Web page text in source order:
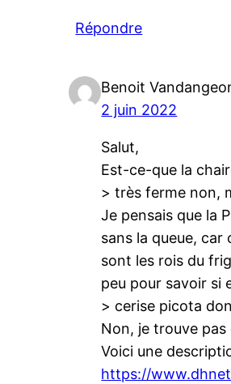
Répondre
Benoit
2 juin 2022
Salut,
Est-ce-que la
> très ferme non,
Je pensais que la
sans la queue, car
sont les rois du
peu pour savoir si
> cerise picota
Non, je trouve pas
Voici une
https://